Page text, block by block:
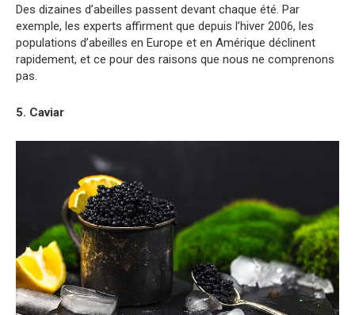
Des dizaines d’abeilles passent devant chaque été. Par
exemple, les experts affirment que depuis l’hiver 2006, les
populations d’abeilles en Europe et en Amérique déclinent
rapidement, et ce pour des raisons que nous ne comprenons
pas.
5. Caviar